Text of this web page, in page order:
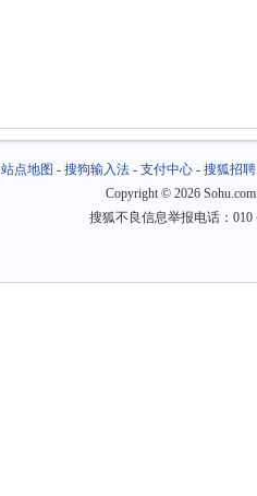
站点地图 - 搜狗输入法- 支付中心- 搜狐招聘
Copyright © 2026
搜狐不良信息举报电话：010